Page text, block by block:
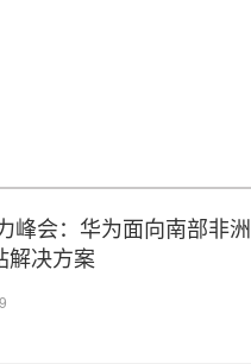
峰会：华为面向南部非洲
解决方案